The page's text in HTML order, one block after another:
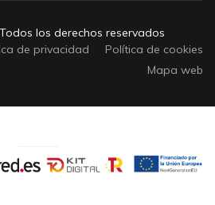
los derechos reservados
de privacidad
Política de cookies
Mapa web